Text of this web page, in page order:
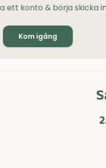
ett konto & börja skicka
Kom igång